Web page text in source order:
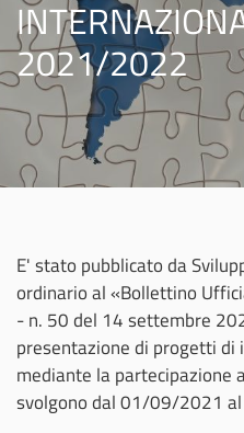
2021/2022
E' stato pubblicato da
ordinario al «Bollettino
- n. 50 del 14 settembre
presentazione di progetti di
mediante la partecipazione
svolgono dal 01/09/2021